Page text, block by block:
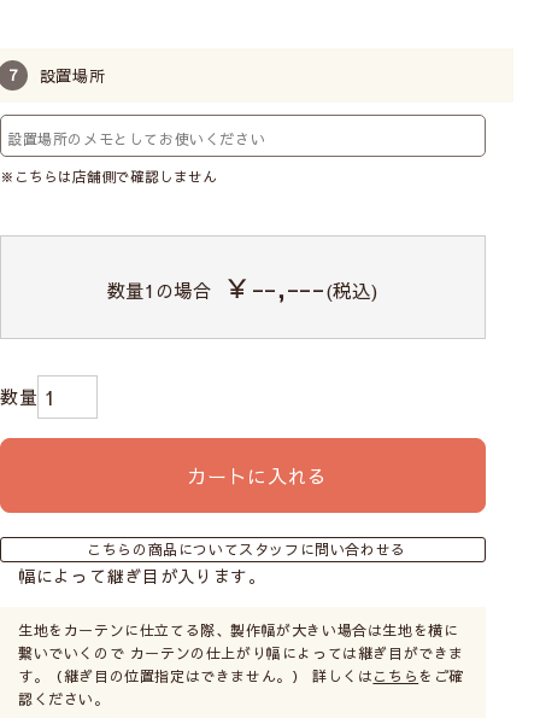
設置場所
※こちらは店舗側で確認しません
数量1の場合 ￥--,---(税込)
カートに入れる
こちらの商品についてスタッフに問い合わせる
幅によって継ぎ目が入ります。
生地をカーテンに仕立てる際、製作幅が大きい場合は生地を横に
繋いでいくので カーテンの仕上がり幅によっては継ぎ目ができま
す。（継ぎ目の位置指定はできません。） 詳しくはこちら をご確
認ください。